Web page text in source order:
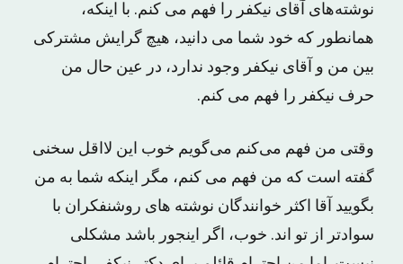
نوشته‌های آقای نیکفر را فهم می کنم. با اینکه،
همانطور که خود شما می دانید، هیچ گرایش مشترکی
بین من و آقای نیکفر وجود ندارد، در عین حال من
حرف نیکفر را فهم می‌ کنم.
وقتی من فهم می‌کنم می‌گویم خوب این لااقل سخنی
گفته است که من فهم می‌ کنم، مگر اینکه شما به من
بگویید آقا اکثر خوانندگان نوشته های روشنفکران با
سوادتر از تو اند. خوب، اگر اینجور باشد مشکلی